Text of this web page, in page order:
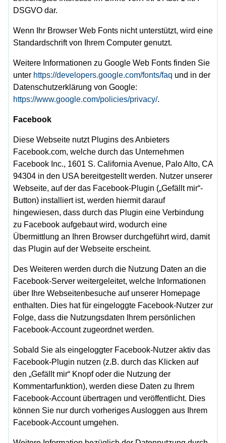
DSGVO dar.
Wenn Ihr Browser Web Fonts nicht unterstützt, wird eine
Standardschrift von Ihrem Computer genutzt.
Weitere Informationen zu Google Web Fonts finden Sie
unter https://developers.google.com/fonts/faq und in der
Datenschutzerklärung von Google:
https://www.google.com/policies/privacy/.
Facebook
Diese Webseite nutzt Plugins des Anbieters
Facebook.com, welche durch das Unternehmen
Facebook Inc., 1601 S. California Avenue, Palo Alto, CA
94304 in den USA bereitgestellt werden. Nutzer unserer
Webseite, auf der das Facebook-Plugin („Gefällt mir“-
Button) installiert ist, werden hiermit darauf
hingewiesen, dass durch das Plugin eine Verbindung
zu Facebook aufgebaut wird, wodurch eine
Übermittlung an Ihren Browser durchgeführt wird, damit
das Plugin auf der Webseite erscheint.
Des Weiteren werden durch die Nutzung Daten an die
Facebook-Server weitergeleitet, welche Informationen
über Ihre Webseitenbesuche auf unserer Homepage
enthalten. Dies hat für eingeloggte Facebook-Nutzer zur
Folge, dass die Nutzungsdaten Ihrem persönlichen
Facebook-Account zugeordnet werden.
Sobald Sie als eingeloggter Facebook-Nutzer aktiv das
Facebook-Plugin nutzen (z.B. durch das Klicken auf
den „Gefällt mir“ Knopf oder die Nutzung der
Kommentarfunktion), werden diese Daten zu Ihrem
Facebook-Account übertragen und veröffentlicht. Dies
können Sie nur durch vorheriges Ausloggen aus Ihrem
Facebook-Account umgehen.